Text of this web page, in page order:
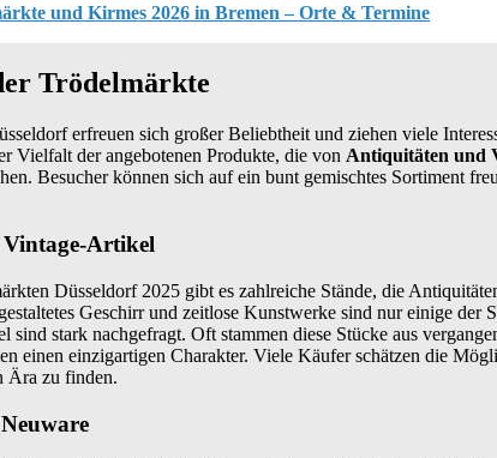
und Kirmes 2026 in Bremen – Orte & Termine
Trödelmärkte
erfreuen sich großer Beliebtheit und ziehen viele
Vielfalt der angebotenen Produkte, die von Antiquitäten und
Besucher können sich auf ein bunt gemischtes Sortiment
Artikel
Düsseldorf 2025 gibt es zahlreiche Stände, die
Geschirr und zeitlose Kunstwerke sind nur einige der
stark nachgefragt. Oft stammen diese Stücke aus
einen einzigartigen Charakter. Viele Käufer schätzen die
Ära zu finden.